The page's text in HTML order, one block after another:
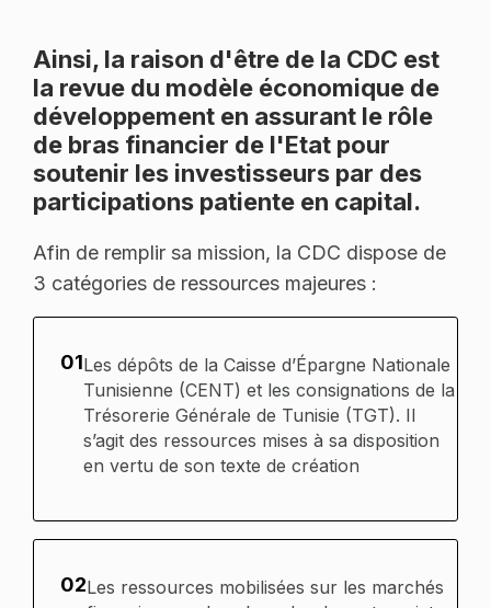
Ainsi, la raison d'être de la CDC est
la revue du modèle économique de
développement en assurant le rôle
de bras financier de l'Etat pour
soutenir les investisseurs par des
participations patiente en capital.
Afin de remplir sa mission, la CDC dispose de
3 catégories de ressources majeures :
01Les dépôts de la Caisse d’Épargne Nationale
Tunisienne (CENT) et les consignations de la
Trésorerie Générale de Tunisie (TGT). Il
s’agit des ressources mises à sa disposition
en vertu de son texte de création
02Les ressources mobilisées sur les marchés